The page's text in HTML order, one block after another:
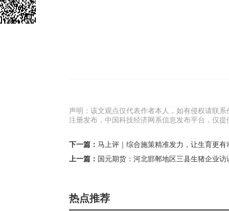
声明：该文观点仅代表作者本人，如有侵权请联
注册发布，中国科技经济网系信息发布平台，仅
下一篇： 马上评｜综合施策精准发力，让生育更有
上一篇： 国元期货：河北邯郸地区三县生猪企业访
热点推荐